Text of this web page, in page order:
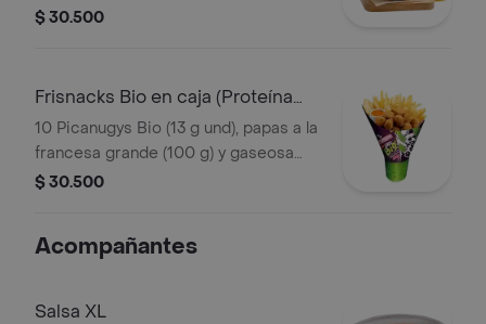
francesa mediana (60 g) y gaseosa
$ 30.500
Frisnacks Bio en caja (Proteína
Vegetal)
10 Picanugys Bio (13 g und), papas a la
francesa grande (100 g) y gaseosa
(470 ml)
$ 30.500
Acompañantes
Salsa XL